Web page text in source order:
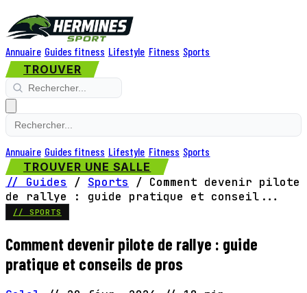
Annuaire Guides fitness Lifestyle Fitness Sports
TROUVER
Annuaire Guides fitness Lifestyle Fitness Sports
TROUVER UNE SALLE
// Guides / Sports / Comment devenir pilote
de rallye : guide pratique et conseil...
// SPORTS
Comment devenir pilote de rallye : guide
pratique et conseils de pros